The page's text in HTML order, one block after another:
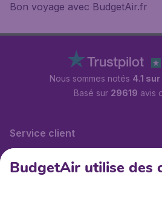
Bon voyage avec BudgetAir.fr
Nous sommes notés 4.1 sur
Basé sur 29619 avis
Service client
BudgetAir.fr
BudgetAir utilise des